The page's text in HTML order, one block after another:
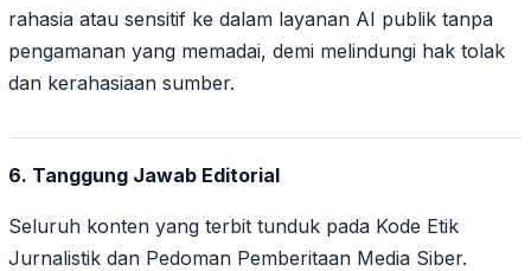
rahasia atau sensitif ke dalam layanan AI publik tanpa
pengamanan yang memadai, demi melindungi hak tolak
dan kerahasiaan sumber.
6. Tanggung Jawab Editorial
Seluruh konten yang terbit tunduk pada Kode Etik
Jurnalistik dan Pedoman Pemberitaan Media Siber.